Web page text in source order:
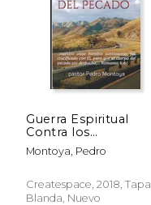
Guerra Espiritual
Contra los
Principados del
Pecado: Serie de
Guerra Espiritual
Montoya, Pedro
Createspace, 2018, Tapa
Blanda, Nuevo